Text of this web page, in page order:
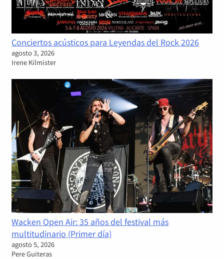
Conciertos acústicos para Leyendas del Rock 2026
agosto 3, 2026
Irene Kilmister
Wacken Open Air: 35 años del festival más
multitudinario (Primer día)
agosto 5, 2026
Pere Guiteras